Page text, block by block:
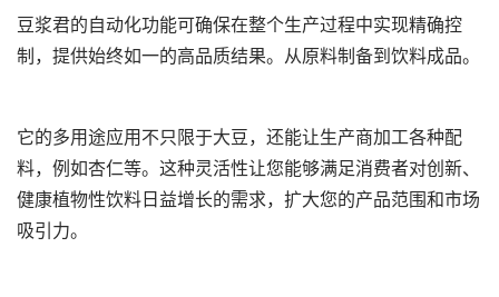
豆浆君的自动化功能可确保在整个生产过程中实现精确控
制，提供始终如一的高品质结果。从原料制备到饮料成品。
它的多用途应用不只限于大豆，还能让生产商加工各种配
料，例如杏仁等。这种灵活性让您能够满足消费者对创新、
健康植物性饮料日益增长的需求，扩大您的产品范围和市场
吸引力。